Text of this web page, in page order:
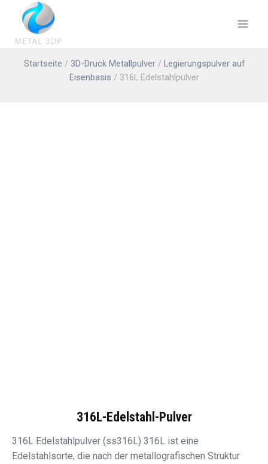
Startseite / 3D-Druck Metallpulver/ Legierungspulver auf
Eisenbasis / 316L Edelstahlpulver
316L-Edelstahl-Pulver
316L Edelstahlpulver (ss316L) 316L ist eine
Edelstahlsorte, die nach der metallografischen Struktur